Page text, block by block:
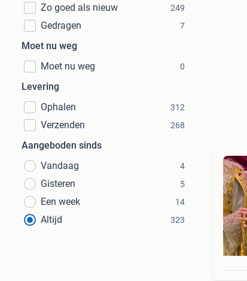
Zo goed als nieuw 249
Gedragen 7
Moet nu weg
Moet nu weg
0
Levering
Ophalen
312
Verzenden 268
Aangeboden sinds
Vandaag
4
Gisteren 5
Een week 14
Altijd 323